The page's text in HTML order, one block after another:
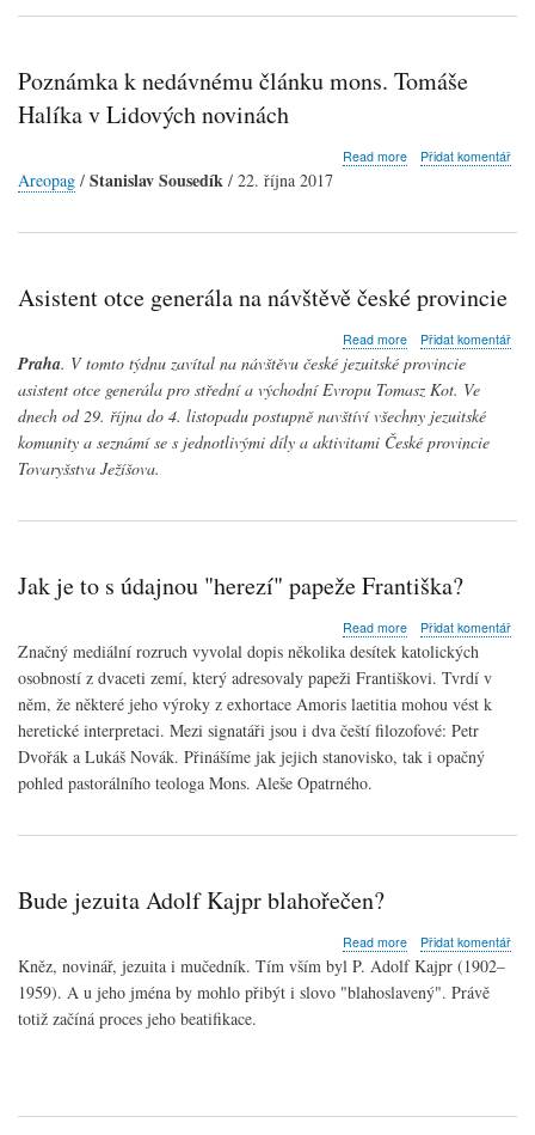
Poznámka k nedávnému článku mons. Tomáše
Halíka v Lidových novinách
Read moreabout
článku
Halíka
Lidových
novinách
Přidat komentář
Areopag / Stanislav Sousedík / 22. října 2017
Asistent otce generála na návštěvě české provincie
Read moreabout
Asistent
generála
na
návštěvě
Přidat komentář
Praha. V tomto týdnu zavítal na návštěvu české jezuitské provincie
asistent otce generála pro střední a východní Evropu Tomasz Kot. Ve
dnech od 29. října do 4. listopadu postupně navštíví všechny jezuitské
komunity a seznámí se s jednotlivými díly a aktivitami České provincie
Tovaryšstva Ježíšova.
Jak je to s údajnou "herezí" papeže Františka?
Read moreabout
Jak
to
s
údajnou
papeže
Přidat komentář
Značný mediální rozruch vyvolal dopis několika desítek katolických
osobností z dvaceti zemí, který adresovaly papeži Františkovi. Tvrdí v
něm, že některé jeho výroky z exhortace Amoris laetitia mohou vést k
heretické interpretaci. Mezi signatáři jsou i dva čeští filozofové: Petr
Dvořák a Lukáš Novák. Přinášíme jak jejich stanovisko, tak i opačný
pohled pastorálního teologa Mons. Aleše Opatrného.
Bude jezuita Adolf Kajpr blahořečen?
Read moreabout
Bude
jezuita
Adolf
Přidat komentář
Kněz, novinář, jezuita i mučedník. Tím vším byl P. Adolf Kajpr (1902–
1959). A u jeho jména by mohlo přibýt i slovo "blahoslavený". Právě
totiž začíná proces jeho beatifikace.